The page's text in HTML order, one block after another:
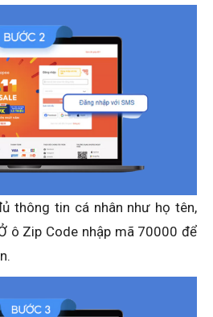
thông tin cá nhân như họ tên,
ô Zip Code nhập mã 70000 để